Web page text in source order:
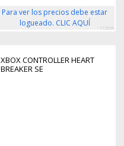
Para ver los precios debe estar
logueado. CLIC AQUÍ
112058
XBOX CONTROLLER HEART
BREAKER SE